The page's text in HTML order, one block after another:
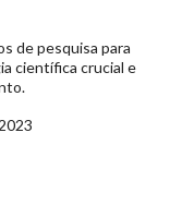
de pesquisa para
científica crucial e